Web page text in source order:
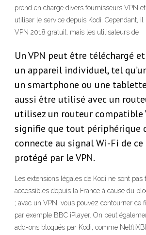
prend en charge divers fournisseurs VPN
utiliser le service depuis Kodi. Cependant, il
VPN 2018 gratuit, mais les utilisateurs de
Un VPN peut être téléchargé
un appareil individuel, tel
un smartphone ou une
aussi être utilisé avec un
utilisez un routeur compatible
signifie que tout périphérique
connecte au signal Wi-Fi de
protégé par le VPN.
Les extensions légales de Kodi ne sont pas
accessibles depuis la France à cause du
; avec un VPN, vous pouvez contourner ce
par exemple BBC iPlayer. On peut
add-ons bloqués par Kodi, comme